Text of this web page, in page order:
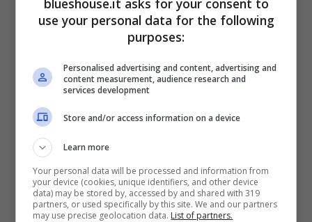
quanto pubblicato è più unosfogo. Da
qualche giorno, infatti la modella sta vivendo
nell’angoscia a causa delricoverodi sua
sorella.
Cosa le è successo? Purtroppo, la sorella
Jessica non sta bene e in merito ha chiesto
ai suoi fan dipregareper lei dato che in
questo momento è ricoverata dopo un
use your personal data for the following
purposes:
Personalised advertising and content, advertising and
content measurement, audience research and
services development
Store and/or access information on a device
Learn more
Your personal data will be processed and information from
your device (cookies, unique identifiers, and other device
data) may be stored by, accessed by and shared with 319
partners, or used specifically by this site. We and our partners
may use precise geolocation data. List of partners.